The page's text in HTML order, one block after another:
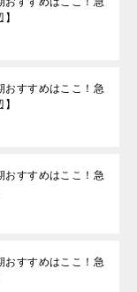
おすすめはここ！急
おすすめはここ！急
おすすめはここ！急